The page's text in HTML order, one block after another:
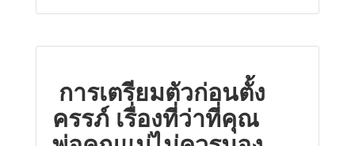
การเตรียมตัวก่อนตั้ง
ครรภ์ เรื่องที่ว่าที่คุณ